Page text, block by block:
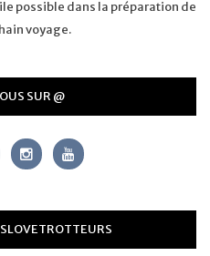
possible dans la préparation de
voyage.
SUR @